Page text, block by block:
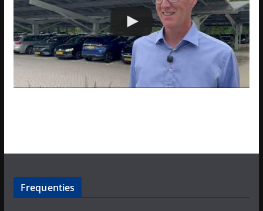
Frequenties